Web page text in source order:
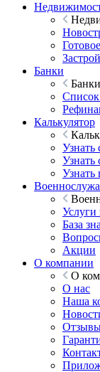
Банки
Банки
Список
Калькулятор
Узнать
Узнать
Узнать
Услуги
База
Акции
О компании
О
О нас
Наша